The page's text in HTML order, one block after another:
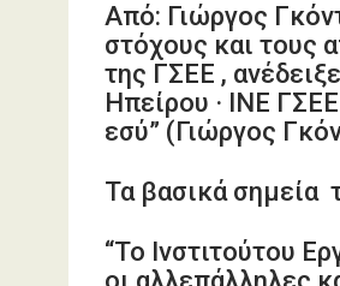
Από: Γιώργος
στόχους και τους
της ΓΣΕΕ ,
Ηπείρου · ΙΝΕ
εσύ” (Γιώργος
Τα βασικά σημεία
“Το Ινστιτούτου